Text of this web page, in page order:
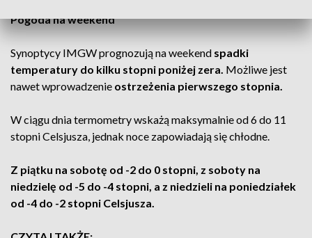
Pogoda na weekend
Synoptycy IMGW prognozują na weekend spadki
temperatury do kilku stopni poniżej zera. Możliwe jest
nawet wprowadzenie ostrzeżenia pierwszego stopnia.
W ciągu dnia termometry wskażą maksymalnie od 6 do 11
stopni Celsjusza, jednak noce zapowiadają się chłodne.
Z piątku na sobotę od -2 do 0 stopni, z soboty na
niedzielę od -5 do -4 stopni, a z niedzieli na poniedziałek
od -4 do -2 stopni Celsjusza.